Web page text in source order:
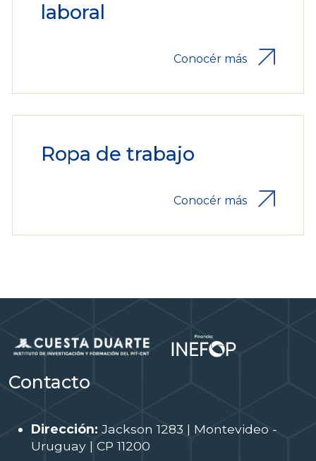
laboral
Conocér más
Ropa de trabajo
Conocér más
Contacto
Dirección: Jackson 1283 | Montevideo -
Uruguay | CP 11200